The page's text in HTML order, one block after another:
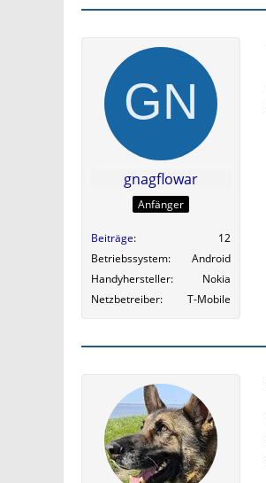
gnagflowar
Anfänger
Beiträge
12
Betriebssystem
Android
Handyhersteller
Nokia
Netzbetreiber
T-Mobile